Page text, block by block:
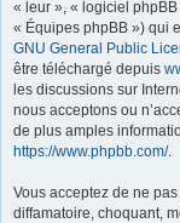
« leur », « logiciel
« Équipes phpBB ») qui
GNU General Public
être téléchargé depuis
les discussions sur
nous acceptons ou
de plus amples
https://www.phpbb.com/.
Vous acceptez de ne
diffamatoire, choquant,